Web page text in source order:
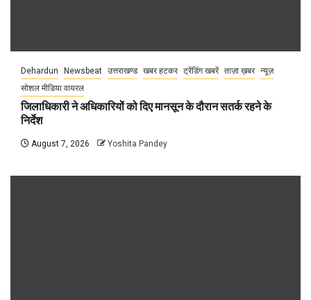
Dehardun Newsbeat उत्तराखण्ड खबर हटकर ट्रेंडिंग खबरें ताज़ा ख़बर न्यूज़
सोशल मीडिया वायरल
जिलाधिकारी ने अधिकारियों को दिए मानसून के दौरान सतर्क रहने के
निर्देश
August 7, 2026 Yoshita Pandey